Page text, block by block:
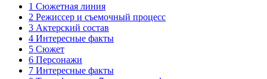
1 Сюжетная линия
2 Режиссер и съемочный процесс
3 Актерский состав
4 Интересные факты
5 Сюжет
6 Персонажи
7 Интересные факты